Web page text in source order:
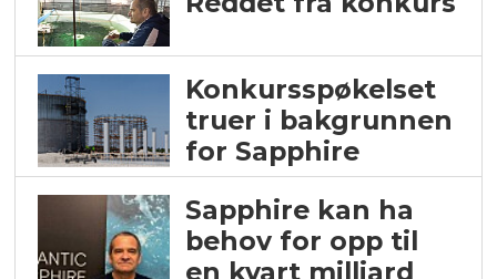
Konkursspøkelset
truer i bakgrunnen
for Sapphire
Sapphire kan ha
behov for opp til
en kvart milliard